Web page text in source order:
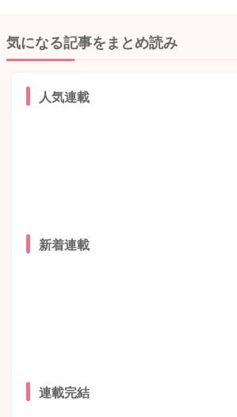
気になる記事をまとめ読み
人気連載
新着連載
連載完結